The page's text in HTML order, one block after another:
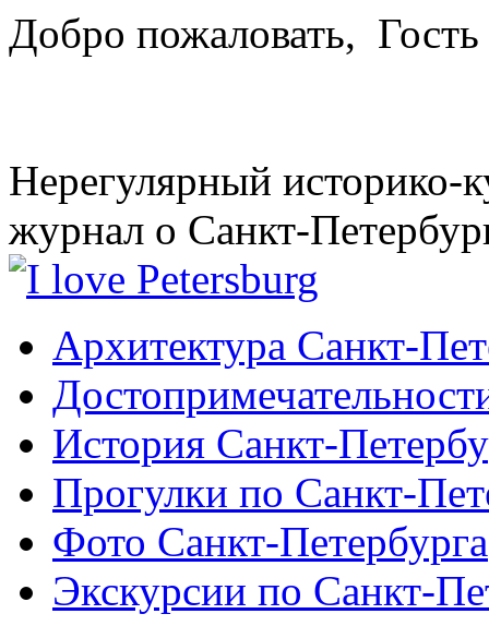
Добро пожаловать, Гость
Нерегулярный историко-
журнал о Санкт-
Архитектура Санкт-
История Санкт-
Прогулки по Санкт-
Фото Санкт-Петербурга
Экскурсии по Санкт-